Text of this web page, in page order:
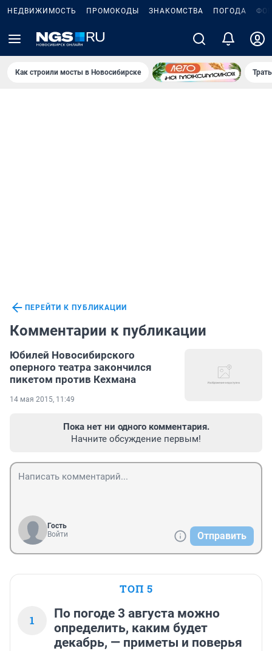
НЕДВИЖИМОСТЬ ПРОМОКОДЫ ЗНАКОМСТВА ПОГОДА
Как строили мосты в Новосибирске
ПЕРЕЙТИ К ПУБЛИКАЦИИ
Комментарии к публикации
Юбилей Новосибирского
оперного театра закончился
пикетом против Кехмана
14 мая 2015, 11:49
Пока нет ни одного комментария.
Начните обсуждение первым!
Гость
Войти
Отправить
ТОП 5
1
По погоде 3 августа можно
определить, каким будет
декабрь, — приметы и поверья